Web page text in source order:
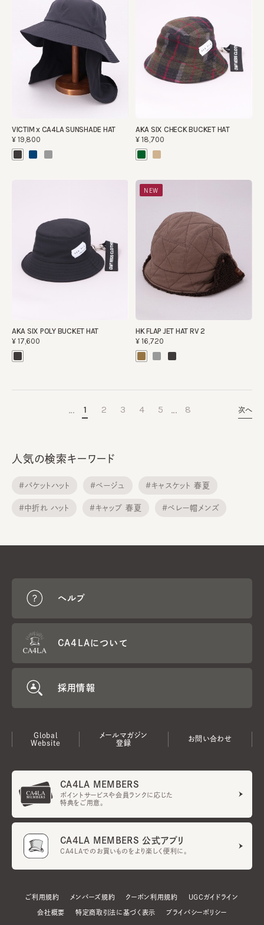
VICTIM x CA4LA SUNSHADE HAT
¥19,800
AKA SIX CHECK BUCKET HAT
¥18,700
AKA SIX POLY BUCKET HAT
¥17,600
NEW
HK FLAP JET HAT RV 2
¥16,720
… 1 2 3 4 5 … 8 次へ
人気の検索キーワード
#バケットハット #ベージュ #キャスケット 春夏
#中折れ ハット #キャップ 春夏 #ベレー帽メンズ
ヘルプ
CA4LAについて
採用情報
Global
Website
メールマガジン
登録
お問い合わせ
CA4LA MEMBERS
ポイントサービスや会員ランクに応じた
特典をご用意。
CA4LA MEMBERS 公式アプリ
CA4LAでのお買いものをより楽しく便利に。
ご利用規約 メンバーズ規約 クーポン利用規約 UGCガイドライン
会社概要 特定商取引法に基づく表示 プライバシーポリシー